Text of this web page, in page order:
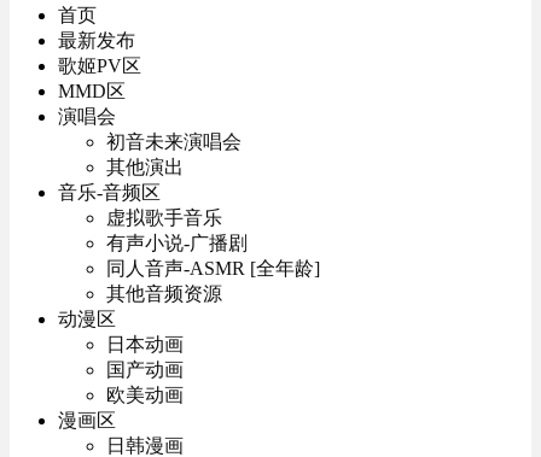
首页
最新发布
歌姬PV区
MMD区
演唱会
初音未来演唱会
其他演出
音乐-音频区
虚拟歌手音乐
有声小说-广播剧
同人音声-ASMR [全年龄]
其他音频资源
动漫区
日本动画
国产动画
欧美动画
漫画区
日韩漫画